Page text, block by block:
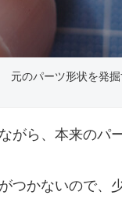
元のパーツ形状を発掘
がら、本来のパ
つかないので、